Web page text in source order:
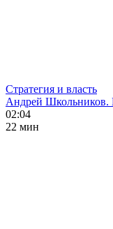
Стратегия и власть
Андрей Школьников.
02:04
22 мин